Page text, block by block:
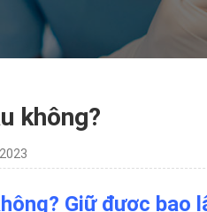
không?
Giữ được bao